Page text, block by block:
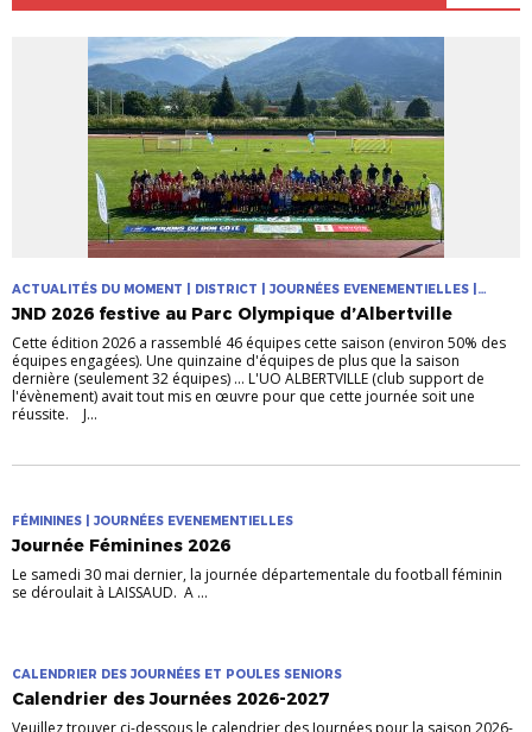
ACTUALITÉS DU MOMENT | DISTRICT | JOURNÉES EVENEMENTIELLES |
TECHNIQUE
JND 2026 festive au Parc Olympique d’Albertville
Cette édition 2026 a rassemblé 46 équipes cette saison (environ 50% des
équipes engagées). Une quinzaine d'équipes de plus que la saison
dernière (seulement 32 équipes) ... L'UO ALBERTVILLE (club support de
l'évènement) avait tout mis en œuvre pour que cette journée soit une
réussite. J...
FÉMININES | JOURNÉES EVENEMENTIELLES
Journée Féminines 2026
Le samedi 30 mai dernier, la journée départementale du football féminin
se déroulait à LAISSAUD. A ...
CALENDRIER DES JOURNÉES ET POULES SENIORS
Calendrier des Journées 2026-2027